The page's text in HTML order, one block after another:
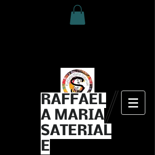
RAFFAEL
A MARIA
SATERIAL
E